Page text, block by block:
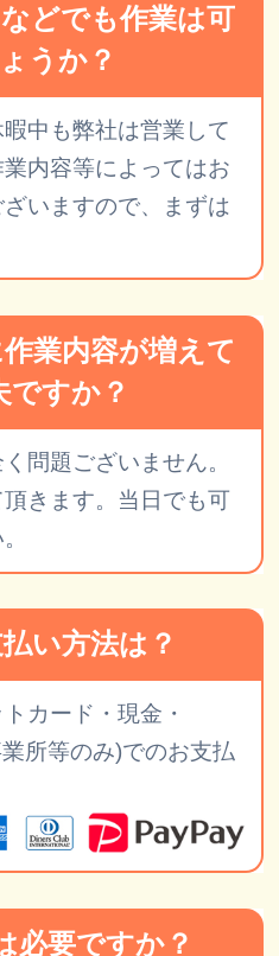
どでも作業は可
うか？
中も弊社は営業して
内容等によってはお
いますので、まずは
業内容が増えて
ですか？
問題ございません。
きます。当日でも可
い方法は？
カード・現金・
所等のみ)でのお支払
必要ですか？